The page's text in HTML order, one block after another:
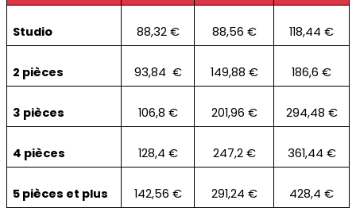
Studio 88,32 € 88,56 € 118,44 €
2 pièces 93,84  € 149,88 € 186,6 €
3 pièces 106,8 € 201,96 € 294,48 €
4 pièces 128,4 € 247,2 € 361,44 €
5 pièces et plus 142,56 € 291,24 € 428,4 €